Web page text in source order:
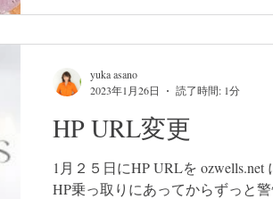
HP URL変更
1月２５日にHP URLを
HP乗っ取りにあってからずっと
yuka asano
2023年1月26日
読了時間: 1分